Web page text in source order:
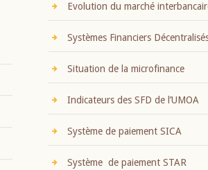
Evolution du marché
Systèmes Financiers
Situation de la microfinance
Indicateurs des SFD de l’UMOA
Système de paiement SICA
Système de paiement STAR